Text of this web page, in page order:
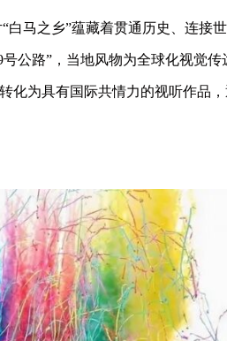
白马之乡”蕴藏着贯通历史、连接
公路”，当地风物为全球化视觉
为具有国际共情力的视听作品，